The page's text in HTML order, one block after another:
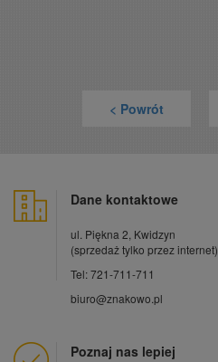
< Powrót
Dane kontaktowe
ul. Piękna 2, Kwidzyn
(sprzedaż tylko przez internet)
Tel: 721-711-711
biuro@znakowo.pl
Poznaj nas lepiej